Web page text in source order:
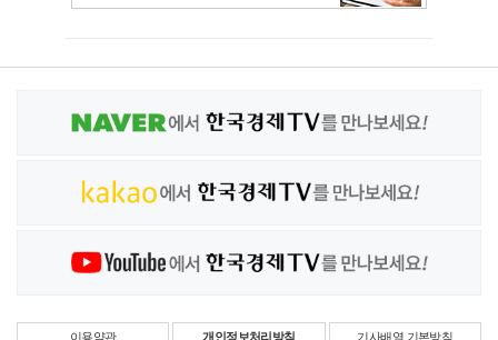
이용약관 개인정보처리방침 기사배열 기본방침